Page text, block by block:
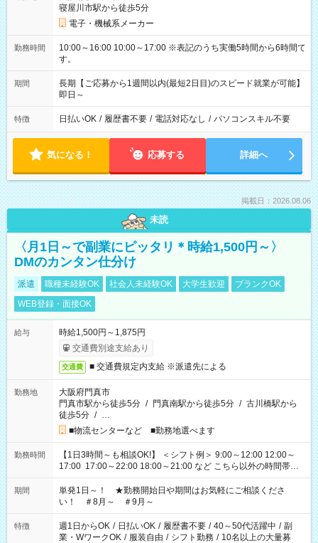
寝屋川市駅から徒歩5分
電子・機械系メーカー
勤務時間
10:00～16:00 10:00～17:00 ※表記のうち実働5時間から6時間で
す。
期間
長期【ご応募から1週間以内(最短2日目)のスピード就業が可能】
即日～
特徴 日払いOK / 履歴書不要 / 電話対応なし / パソコンスキル不要
気になる！ 応募する 詳細へ
掲載日：2026.08.06
未読
〈月1日～で副業にピッタリ＊時給1,500円～〉
DMのカンタン仕分け
派遣 職種未経験OK 社会人未経験OK 大学生歓迎
ブランクOK
WEB登録・面接OK
給与
時給1,500円～1,875円
交通費別途支給あり
交通費 ■ 交通費規定内支給 ※派遣先による
勤務地
大阪府門真市
門真市駅から徒歩5分 / 門真南駅から徒歩5分 / 古川橋駅から
徒歩5分 / …
■物流センターなど ■勤務地選べます
勤務時間
【1日3時間～も相談OK!】 ＜シフト例＞ 9:00～12:00 12:00～
17:00 17:00～22:00 18:00～21:00 など こちら以外の時間帯も
お気軽にご相談ください！
期間
単発1日～！ ★勤務開始日や期間はお気軽にご相談くださ
い！ ＃8月～ ＃9月～
特徴 週1日からOK / 日払いOK / 履歴書不要 / 40～50代活躍中 / 副
業・WワークOK / 服装自由 / シフト勤務 / 10名以上の大量募